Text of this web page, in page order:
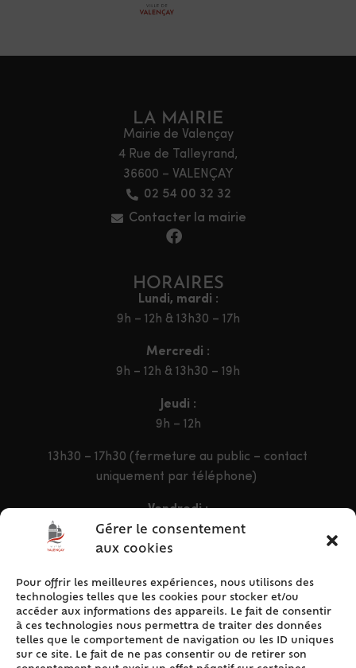
Gérer le consentement
aux cookies
Pour offrir les meilleures expériences, nous utilisons des
technologies telles que les cookies pour stocker et/ou
accéder aux informations des appareils. Le fait de consentir
à ces technologies nous permettra de traiter des données
telles que le comportement de navigation ou les ID uniques
sur ce site. Le fait de ne pas consentir ou de retirer son
LA MAIRIE
Mairie de Valençay
4 Rue de Talleyrand,
36600 – VALENÇAY
02 54 00 32 32
Contacter la mairie
HORAIRES
Lundi, mardi :
9h – 12h & 13h30 – 17h
Mercredi :
9h – 12h & 13h30 – 19h
Jeudi :
9h – 12h
13h30 – 17h30 (fermeture au public – contact
uniquement par téléphone)
Vendredi :
9h – 12h & 13h30 – 16h30
ACCÈS RAPIDE
Accueil
Contact
Plan du site